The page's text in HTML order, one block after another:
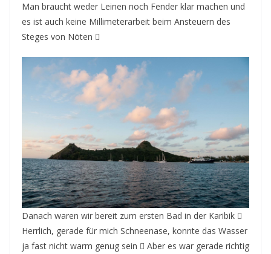
Man braucht weder Leinen noch Fender klar machen und
es ist auch keine Millimeterarbeit beim Ansteuern des
Steges von Nöten 
Danach waren wir bereit zum ersten Bad in der Karibik 
Herrlich, gerade für mich Schneenase, konnte das Wasser
ja fast nicht warm genug sein  Aber es war gerade richtig